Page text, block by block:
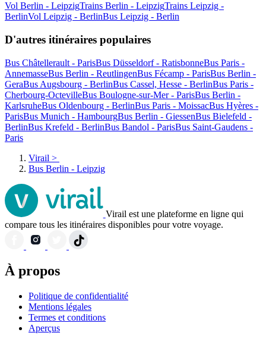
Vol Berlin - LeipzigTrains Berlin - LeipzigTrains Leipzig -
BerlinVol Leipzig - BerlinBus Leipzig - Berlin
D'autres itinéraires populaires
Bus Châtellerault - ParisBus Düsseldorf - RatisbonneBus Paris -
AnnemasseBus Berlin - ReutlingenBus Fécamp - ParisBus Berlin -
GeraBus Augsbourg - BerlinBus Cassel, Hesse - BerlinBus Paris -
Cherbourg-OctevilleBus Boulogne-sur-Mer - ParisBus Berlin -
KarlsruheBus Oldenbourg - BerlinBus Paris - MoissacBus Hyères -
ParisBus Munich - HambourgBus Berlin - GiessenBus Bielefeld -
BerlinBus Krefeld - BerlinBus Bandol - ParisBus Saint-Gaudens -
Paris
Virail >
Bus Berlin - Leipzig
Virail est une plateforme en ligne qui
compare tous les itinéraires disponibles pour votre voyage.
À propos
Politique de confidentialité
Mentions légales
Termes et conditions
Aperçus